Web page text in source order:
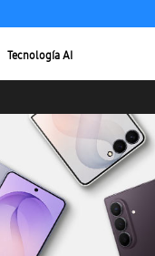
Tecnología AI